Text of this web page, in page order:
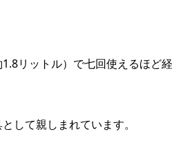
リットル）で七回使えるほど
して親しまれています。